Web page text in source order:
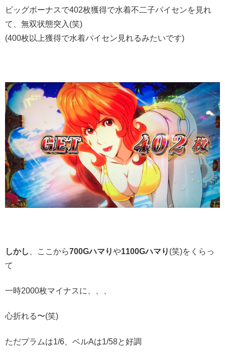
ビッグボーナスで402枚獲得で水着不二子パイセンを見れ
て、無双状態突入(笑)
(400枚以上獲得で水着パイセン見れるみたいです)
しかし 、ここから700Gハマりや1100Gハマり (笑)をくらっ
て
一時2000枚マイナスに、、、
心折れる〜(笑)
ただプラムは1/6、ベルAは1/58と好調